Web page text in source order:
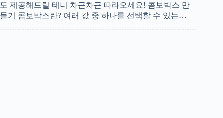
도 제공해드릴 테니 차근차근 따라오세요! 콤보박스 만
들기 콤보박스란? 여러 값 중 하나를 선택할 수 있는…